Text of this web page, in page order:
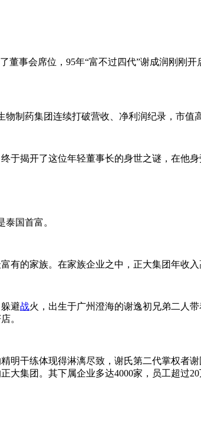
董事会席位，95年“富不过四代”谢成润刚刚
物制药集团连续打破营收、净利润纪录，市
于揭开了这位年轻董事长的身世之谜，在他身
泰国首富。
有的家族。在家族企业之中，正大集团年收入
避战火，出生于广州澄海的谢逸初兄弟二人
。
明干练体现得淋漓尽致，谢氏第二代掌权者
大集团。其下属企业多达4000家，员工超过20